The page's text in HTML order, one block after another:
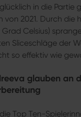
in die Partie
von 2021. Durch die
Celsius)
Sliceschläge der
so effektiv wie
glauben an
Top Ten-